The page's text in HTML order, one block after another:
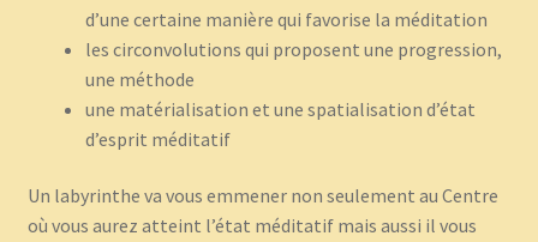
d’une certaine manière qui favorise la méditation
les circonvolutions qui proposent une progression,
une méthode
une matérialisation et une spatialisation d’état
d’esprit méditatif
Un labyrinthe va vous emmener non seulement au Centre
où vous aurez atteint l’état méditatif mais aussi il vous